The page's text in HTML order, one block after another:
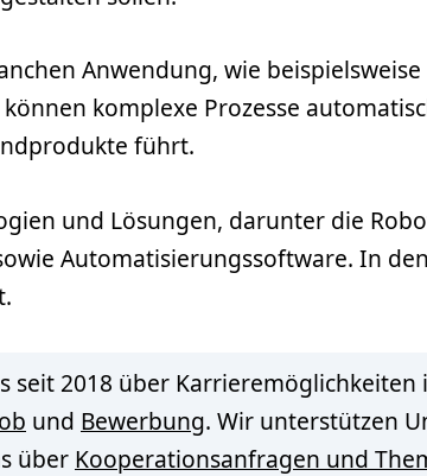
Anwendung, wie
komplexe Prozesse
führt.
und Lösungen, darunter die
Automatisierungssoftware. In
seit 2018 über
und Bewerbung. Wir unterstützen
über Kooperationsanfragen und